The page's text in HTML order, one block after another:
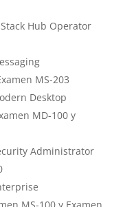
Hub Operator
MS-203
Desktop
MD-100 y
Administrator
MS-100 y Examen